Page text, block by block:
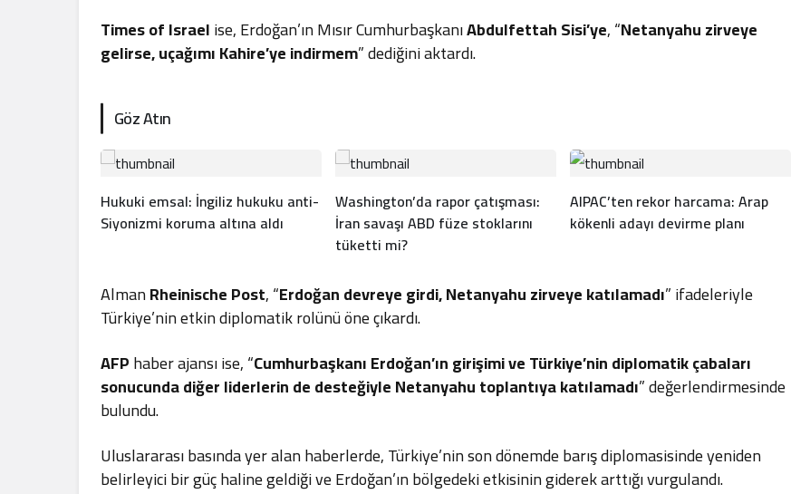
Times of Israelise, Erdoğan’ın Mısır CumhurbaşkanıAbdulfettah Sisi’ye, “Netanyahu zirveye
gelirse, uçağımı Kahire’ye indirmem” dediğini aktardı.
Göz Atın
Hukuki emsal: İngiliz hukuku anti-
Siyonizmi koruma altına aldı
Washington’da rapor çatışması:
İran savaşı ABD füze stoklarını
tüketti mi?
AIPAC’ten rekor harcama: Arap
kökenli adayı devirme planı
AlmanRheinische Post, “Erdoğan devreye girdi, Netanyahu zirveye katılamadı” ifadeleriyle
Türkiye’nin etkin diplomatik rolünü öne çıkardı.
AFPhaber ajansı ise, “Cumhurbaşkanı Erdoğan’ın girişimi ve Türkiye’nin diplomatik çabaları
sonucunda diğer liderlerin de desteğiyle Netanyahu toplantıya katılamadı” değerlendirmesinde
bulundu.
Uluslararası basında yer alan haberlerde, Türkiye’nin son dönemde barış diplomasisinde yeniden
belirleyici bir güç haline geldiği ve Erdoğan’ın bölgedeki etkisinin giderek arttığı vurgulandı.